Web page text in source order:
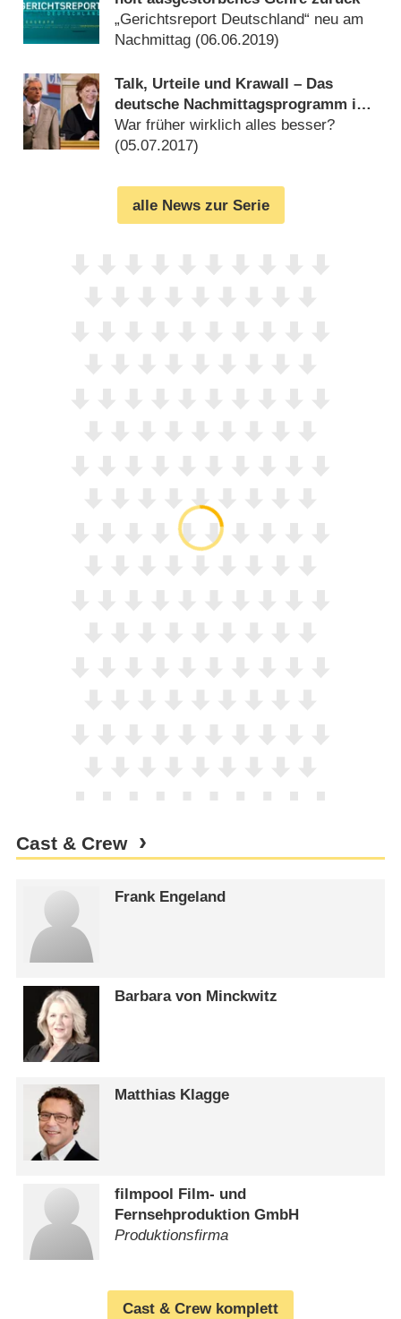
„Gerichtsreport Deutschland“ neu am
Nachmittag (06.06.2019)
Talk, Urteile und Krawall – Das
deutsche Nachmittagsprogramm im
Wandel
War früher wirklich alles besser?
(05.07.2017)
alle News zur Serie
Cast & Crew
Frank Engeland
Barbara von Minckwitz
Matthias Klagge
filmpool Film- und
Fernsehproduktion GmbH
Produktionsfirma
Cast & Crew komplett